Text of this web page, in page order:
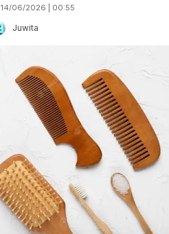
14/06/2026 | 00:55
Juwita